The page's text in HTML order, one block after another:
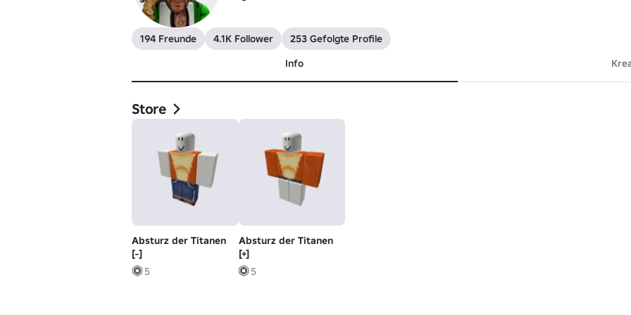
194 Freunde 4.1K Follower
253 Gefolgte Profile
Info
Store
Absturz der Titanen
[-]
5
Absturz der Titanen
[+]
5